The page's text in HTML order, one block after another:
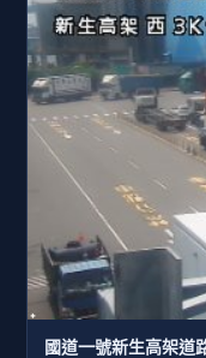
國道一號新生高架道